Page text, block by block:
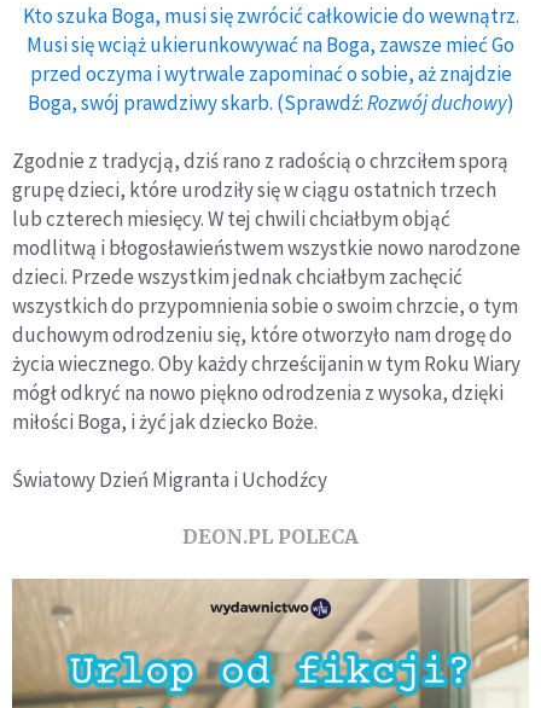
Kto szuka Boga, musi się zwrócić całkowicie do wewnątrz.
Musi się wciąż ukierunkowywać na Boga, zawsze mieć Go
przed oczyma i wytrwale zapominać o sobie, aż znajdzie
Boga, swój prawdziwy skarb. (Sprawdź:Rozwój duchowy)
Zgodnie z tradycją, dziś rano z radością o chrzciłem sporą
grupę dzieci, które urodziły się w ciągu ostatnich trzech
lub czterech miesięcy. W tej chwili chciałbym objąć
modlitwą i błogosławieństwem wszystkie nowo narodzone
dzieci. Przede wszystkim jednak chciałbym zachęcić
wszystkich do przypomnienia sobie o swoim chrzcie, o tym
duchowym odrodzeniu się, które otworzyło nam drogę do
życia wiecznego. Oby każdy chrześcijanin w tym Roku Wiary
mógł odkryć na nowo piękno odrodzenia z wysoka, dzięki
miłości Boga, i żyć jak dziecko Boże.
Światowy Dzień Migranta i Uchodźcy
DEON.PL POLECA